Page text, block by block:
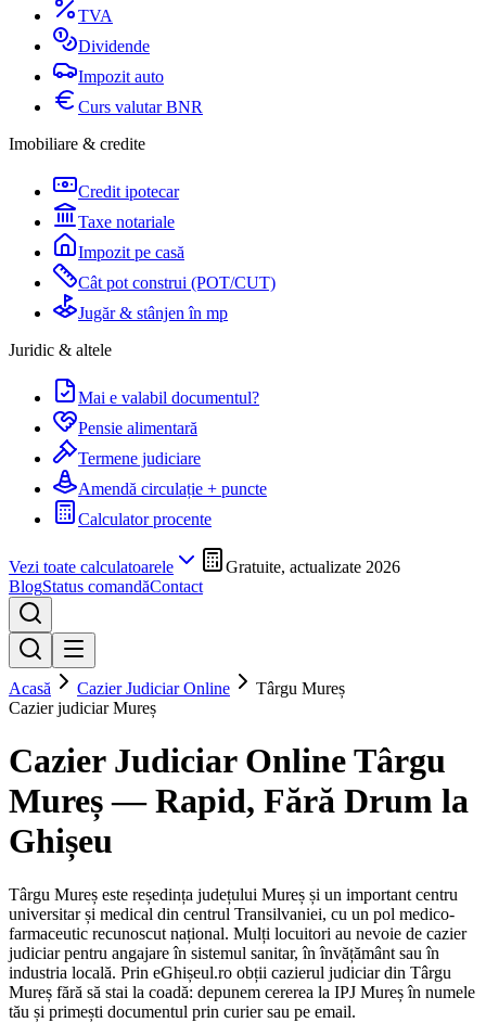
TVA
Dividende
Impozit auto
Curs valutar BNR
Imobiliare & credite
Credit ipotecar
Taxe notariale
Impozit pe casă
Cât pot construi (POT/CUT)
Jugăr & stânjen în mp
Juridic & altele
Mai e valabil documentul?
Pensie alimentară
Termene judiciare
Amendă circulație + puncte
Calculator procente
Vezi toate calculatoarele
Gratuite, actualizate 2026
BlogStatus comandăContact
Acasă Cazier Judiciar Online
Târgu Mureș
Cazier judiciarMureș
Cazier Judiciar OnlineTârgu
Mureș— Rapid, Fără Drum la
Ghișeu
Târgu Mureș este reședința județului Mureș și un important centru
universitar și medical din centrul Transilvaniei, cu un pol medico-
farmaceutic recunoscut național. Mulți locuitori au nevoie de cazier
judiciar pentru angajare în sistemul sanitar, în învățământ sau în
industria locală. Prin eGhișeul.ro obții cazierul judiciar din Târgu
Mureș fără să stai la coadă: depunem cererea la IPJ Mureșîn numele
tău și primești documentul prin curier sau pe email.